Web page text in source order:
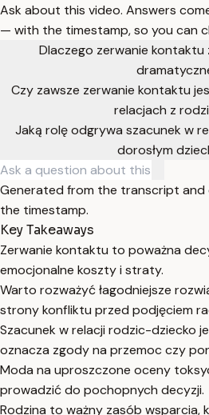
Ask about this video. Answers
— with the timestamp, so you can
Dlaczego zerwanie
Czy zawsze zerwanie kontaktu
relacjach z
Jaką rolę odgrywa szacunek w
dorosłym
Generated from the transcript
the timestamp.
Key Takeaways
Zerwanie kontaktu to poważna
emocjonalne koszty i straty.
Warto rozważyć łagodniejsze
strony konfliktu przed podjęciem
Szacunek w relacji rodzic-dziecko
oznacza zgody na przemoc czy
Moda na uproszczone oceny
prowadzić do pochopnych decyzji.
Rodzina to ważny zasób wsparcia,